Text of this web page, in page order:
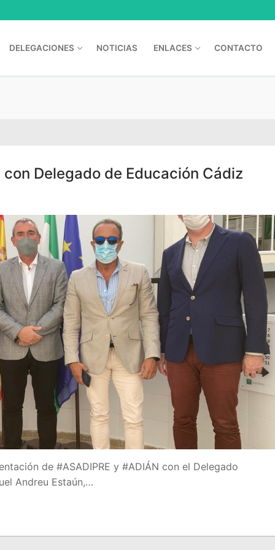
DELEGACIONES NOTICIAS ENLACES CONTACTO
del Profesorado
con Delegado de Educación Cádiz
de #ASADIPRE y #ADIÁN con el Delegado
Andreu Estaún,…